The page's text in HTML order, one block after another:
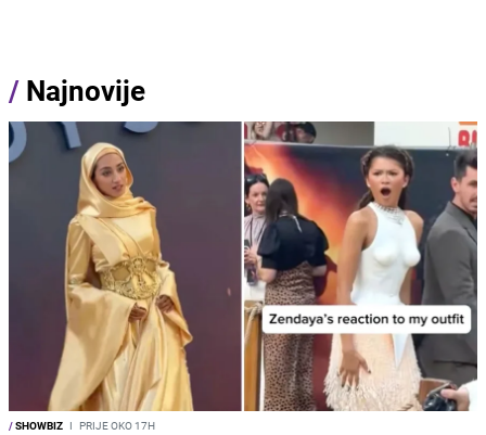
/ Najnovije
/SHOWBIZ I PRIJE OKO 17H